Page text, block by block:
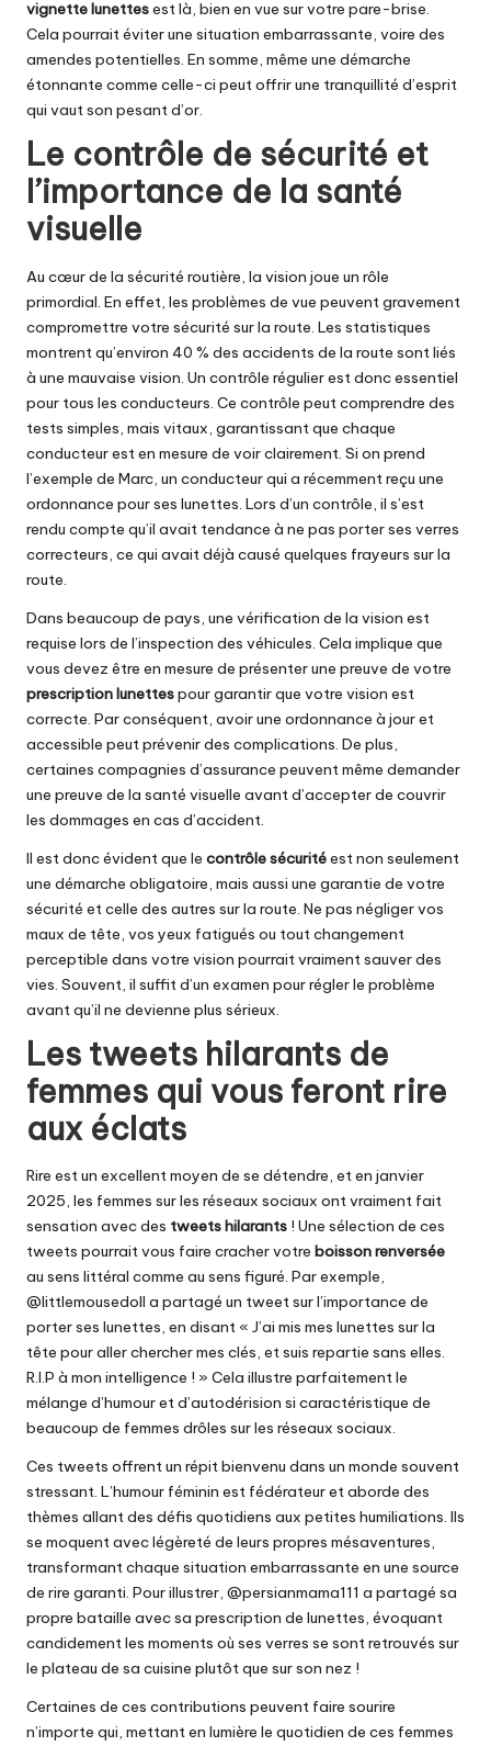
vignette lunettesest là, bien en vue sur votre pare-brise.
Cela pourrait éviter une situation embarrassante, voire des
amendes potentielles. En somme, même une démarche
étonnante comme celle-ci peut offrir une tranquillité d’esprit
qui vaut son pesant d’or.
Le contrôle de sécurité et
l’importance de la santé
visuelle
Au cœur de la sécurité routière, la vision joue un rôle
primordial. En effet, les problèmes de vue peuvent gravement
compromettre votre sécurité sur la route. Les statistiques
montrent qu’environ 40 % des accidents de la route sont liés
à une mauvaise vision. Un contrôle régulier est donc essentiel
pour tous les conducteurs. Ce contrôle peut comprendre des
tests simples, mais vitaux, garantissant que chaque
conducteur est en mesure de voir clairement. Si on prend
l’exemple de Marc, un conducteur qui a récemment reçu une
ordonnance pour ses lunettes. Lors d’un contrôle, il s’est
rendu compte qu’il avait tendance à ne pas porter ses verres
correcteurs, ce qui avait déjà causé quelques frayeurs sur la
route.
Dans beaucoup de pays, une vérification de la vision est
requise lors de l’inspection des véhicules. Cela implique que
vous devez être en mesure de présenter une preuve de votre
prescription lunettespour garantir que votre vision est
correcte. Par conséquent, avoir une ordonnance à jour et
accessible peut prévenir des complications. De plus,
certaines compagnies d’assurance peuvent même demander
une preuve de la santé visuelle avant d’accepter de couvrir
les dommages en cas d’accident.
Il est donc évident que le contrôle sécuritéest non seulement
une démarche obligatoire, mais aussi une garantie de votre
sécurité et celle des autres sur la route. Ne pas négliger vos
maux de tête, vos yeux fatigués ou tout changement
perceptible dans votre vision pourrait vraiment sauver des
vies. Souvent, il suffit d’un examen pour régler le problème
avant qu’il ne devienne plus sérieux.
Les tweets hilarants de
femmes qui vous feront rire
aux éclats
Rire est un excellent moyen de se détendre, et en janvier
2025, les femmes sur les réseaux sociaux ont vraiment fait
sensation avec des tweets hilarants ! Une sélection de ces
tweets pourrait vous faire cracher votre boisson renversée
au sens littéral comme au sens figuré. Par exemple,
@littlemousedoll a partagé un tweet sur l’importance de
porter ses lunettes, en disant « J’ai mis mes lunettes sur la
tête pour aller chercher mes clés, et suis repartie sans elles.
R.I.P à mon intelligence ! » Cela illustre parfaitement le
mélange d’humour et d’autodérision si caractéristique de
beaucoup de femmes drôles sur les réseaux sociaux.
Ces tweets offrent un répit bienvenu dans un monde souvent
stressant. L’humour féminin est fédérateur et aborde des
thèmes allant des défis quotidiens aux petites humiliations. Ils
se moquent avec légèreté de leurs propres mésaventures,
transformant chaque situation embarrassante en une source
de rire garanti. Pour illustrer, @persianmama111 a partagé sa
propre bataille avec sa prescription de lunettes, évoquant
candidement les moments où ses verres se sont retrouvés sur
le plateau de sa cuisine plutôt que sur son nez !
Certaines de ces contributions peuvent faire sourire
n’importe qui, mettant en lumière le quotidien de ces femmes